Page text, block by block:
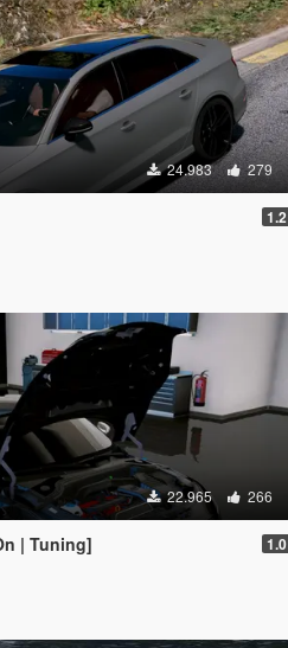
24.983 279
1.2
22.965 266
| Tuning] 1.0